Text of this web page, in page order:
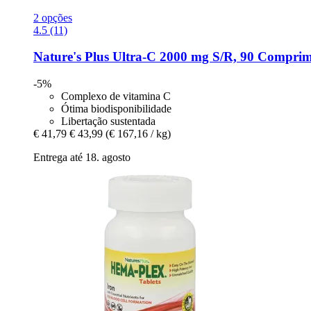
2 opções
4.5 (11)
Nature's Plus Ultra-​C 2000 mg S/R, 90
-5%
Complexo de vitamina C
Ótima biodisponibilidade
Libertação sustentada
€ 41,79 € 43,99 (€ 167,16 / kg)
Entrega até 18. agosto